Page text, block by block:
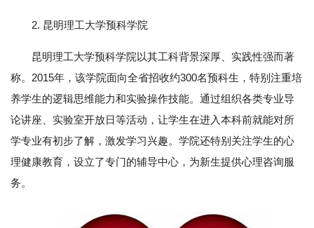
2. 昆明理工大学预科学院
昆明理工大学预科学院以其工科背景深厚、实践性强而著
称。2015年，该学院面向全省招收约300名预科生，特别注重培
养学生的逻辑思维能力和实验操作技能。通过组织各类专业导
论讲座、实验室开放日等活动，让学生在进入本科前就能对所
学专业有初步了解，激发学习兴趣。学院还特别关注学生的心
理健康教育，设立了专门的辅导中心，为新生提供心理咨询服
务。